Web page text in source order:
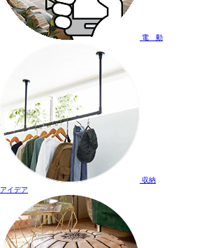
電 動
収納
アイデア